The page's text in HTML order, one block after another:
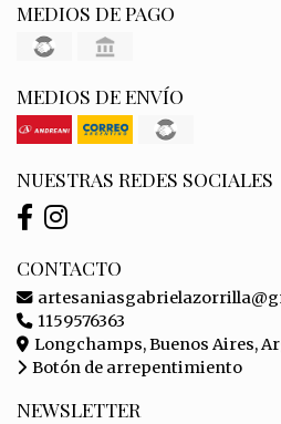
MEDIOS DE PAGO
MEDIOS DE ENVÍO
NUESTRAS REDES SOCIALES
CONTACTO
1159576363
Longchamps, Buenos Aires,
Botón de arrepentimiento
NEWSLETTER